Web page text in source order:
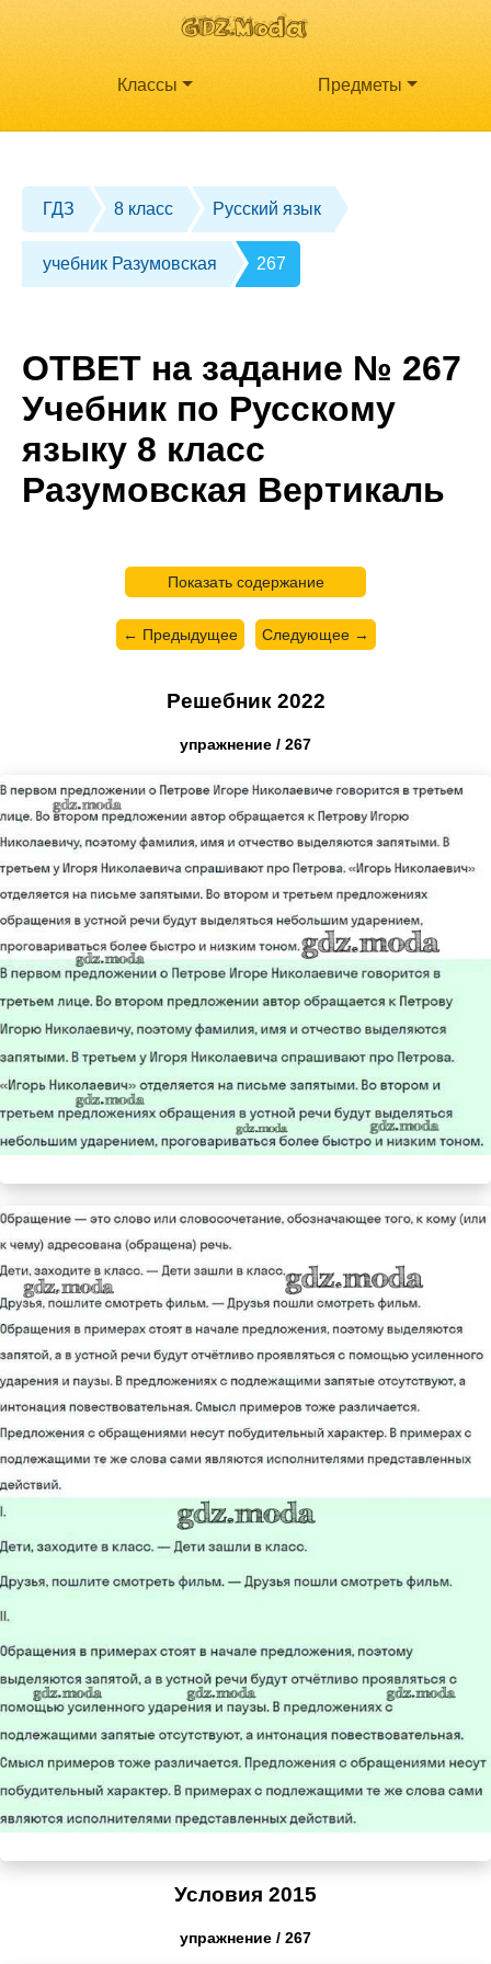
Классы Предметы
ГДЗ 8 класс Русский язык
учебник Разумовская 267
ОТВЕТ на задание № 267
Учебник по Русскому
языку 8 класс
Разумовская Вертикаль
Показать содержание
← Предыдущее Следующее →
Решебник 2022
упражнение / 267
Условия 2015
упражнение / 267